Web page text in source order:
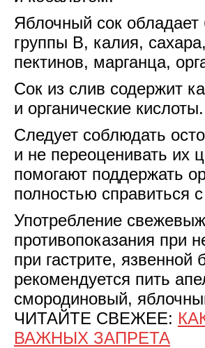
Яблочный сок
группы В, калия,
пектинов, марганца,
Сок из слив содержит
и органические кислоты.
Следует соблюдать
и не переоценивать их
помогают поддержать
полностью справиться
Употребление
противопоказания при
при гастрите, язвенной
рекомендуется пить
смородиновый,
ЧИТАЙТЕ СВЕЖЕЕ:
ВАЖНЫХ ЗАПРЕТА